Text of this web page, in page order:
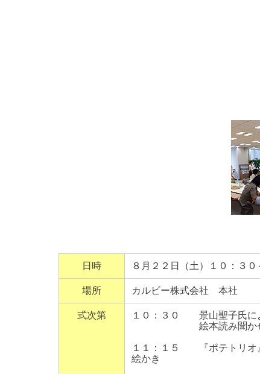
日時 ８月２２日（土）１０：３０
場所 カルビー株式会社 本社
式次第
１０：３０ 景山聖子氏に
絵本読み聞かせボラン
１１：１５ 『ポテトリオ
絵かき